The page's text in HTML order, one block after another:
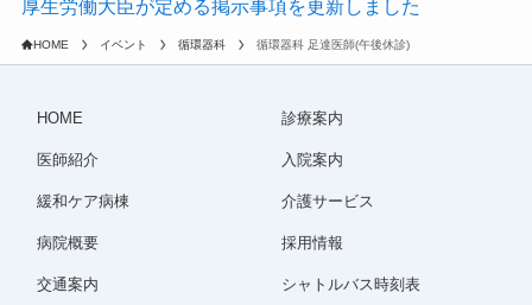
厚生労働大臣が定める掲示事項を更新しました
HOME イベント 循環器科 循環器科 足達医師(午後休診)
HOME 診療案内
医師紹介 入院案内
緩和ケア病棟 介護サービス
病院概要 採用情報
交通案内 シャトルバス時刻表